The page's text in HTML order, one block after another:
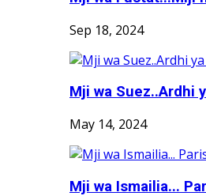
Sep 18, 2024
Mji wa Suez..Ardhi
May 14, 2024
Mji wa Ismailia...